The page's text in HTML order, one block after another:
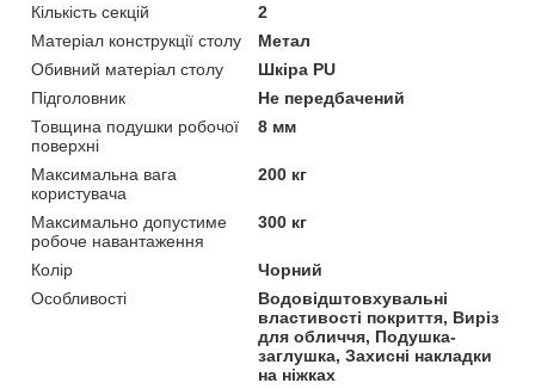
Кількість секцій
2
Матеріал конструкції столу
Метал
Обивний матеріал столу
Шкіра PU
Підголовник
Не передбачений
Товщина подушки робочої
поверхні
8 мм
Максимальна вага
користувача
200 кг
Максимально допустиме
робоче навантаження
300 кг
Колір
Чорний
Особливості
Водовідштовхувальні
властивості покриття, Виріз
для обличчя, Подушка-
заглушка, Захисні накладки
на ніжках